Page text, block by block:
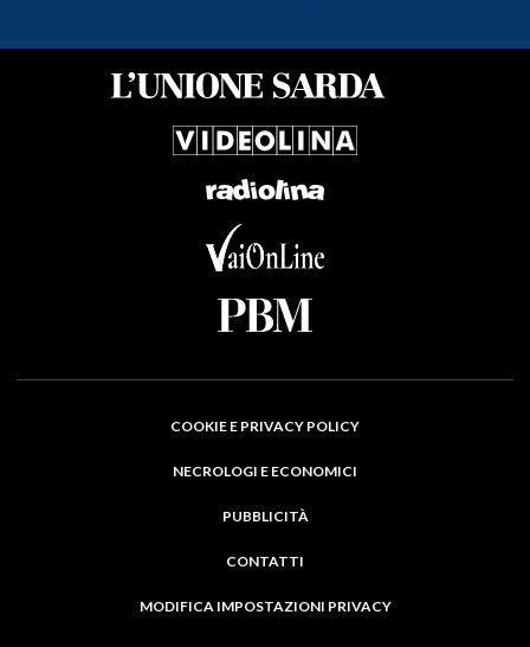
COOKIE E PRIVACY POLICY
NECROLOGI E ECONOMICI
PUBBLICITÀ
CONTATTI
MODIFICA IMPOSTAZIONI PRIVACY